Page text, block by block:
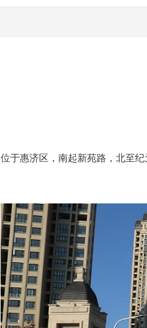
位于惠济区，南起新苑路，北至纪